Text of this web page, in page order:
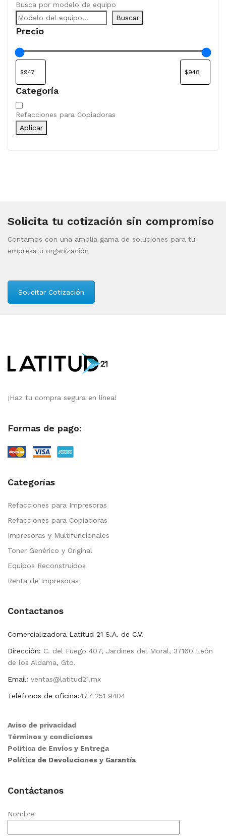
Busca por modelo de equipo
Buscar
Precio
Categoría
Categoría
Refacciones para Copiadoras
Aplicar
Solicita tu cotización sin compromiso
Contamos con una amplia gama de soluciones para tu
empresa u organización
Solicitar Cotización
¡Haz tu compra segura en línea!
Formas de pago:
Categorías
Refacciones para Impresoras
Refacciones para Copiadoras
Impresoras y Multifuncionales
Toner Genérico y Original
Equipos Reconstruidos
Renta de Impresoras
Contactanos
Comercializadora Latitud 21 S.A. de C.V.
Dirección: C. del Fuego 407, Jardines del Moral, 37160 León
de los Aldama, Gto.
Email: ventas@latitud21.mx
Teléfonos de oficina:477 251 9404
Aviso de privacidad
Términos y condiciones
Política de Envíos y Entrega
Política de Devoluciones y Garantía
Contáctanos
Nombre